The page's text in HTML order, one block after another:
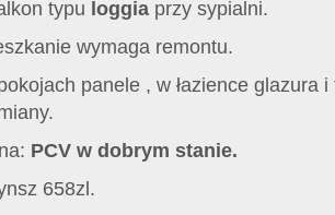
typu loggia przy sypialni.
wymaga remontu.
panele , w łazience glazura
PCV w dobrym stanie.
658zl.